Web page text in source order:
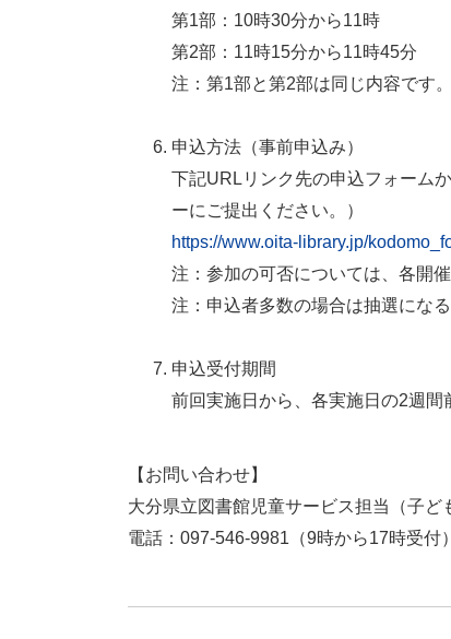
第1部：10時30分から11時
第2部：11時15分から11時45分
注：第1部と第2部は同じ内容です。
申込方法（事前申込み）
下記URLリンク先の申込フォーム
ーにご提出ください。）
https://www.oita-library.jp/
注：参加の可否については、各開
注：申込者多数の場合は抽選になる
申込受付期間
前回実施日から、各実施日の2週間
【お問い合わせ】
大分県立図書館児童サービス担当（子ど
電話：097-546-9981（9時から17時受付）